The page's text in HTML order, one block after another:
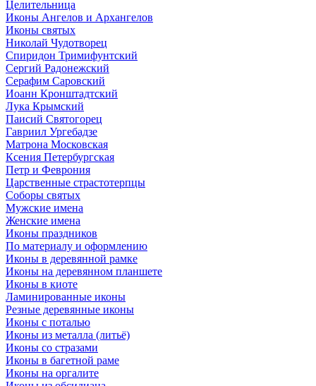
Целительница
Иконы Ангелов и Архангелов
Иконы святых
Николай Чудотворец
Спиридон Тримифунтский
Сергий Радонежский
Серафим Саровский
Иоанн Кронштадтский
Лука Крымский
Паисий Святогорец
Гавриил Ургебадзе
Матрона Московская
Ксения Петербургская
Петр и Феврония
Царственные страстотерпцы
Соборы святых
Мужские имена
Женские имена
Иконы праздников
По материалу и оформлению
Иконы в деревянной рамке
Иконы на деревянном планшете
Иконы в киоте
Ламинированные иконы
Резные деревянные иконы
Иконы с поталью
Иконы из металла (литьё)
Иконы со стразами
Иконы в багетной раме
Иконы на оргалите